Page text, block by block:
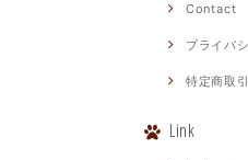
Contact
プライバ
特定商取
Link